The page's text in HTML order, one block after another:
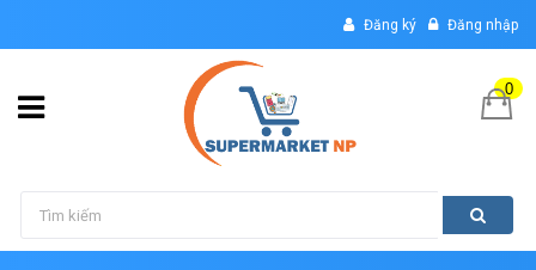
Đăng ký Đăng nhập
0